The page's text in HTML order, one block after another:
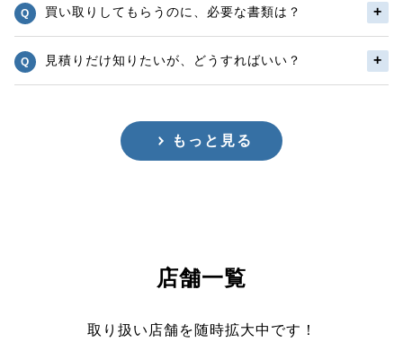
買い取りしてもらうのに、必要な書類は？
見積りだけ知りたいが、どうすればいい？
もっと見る
店舗一覧
取り扱い店舗を随時拡大中です！